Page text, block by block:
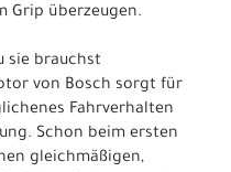
Grip überzeugen.
sie brauchst
von Bosch sorgt für
Fahrverhalten
Schon beim ersten
gleichmäßigen,